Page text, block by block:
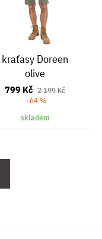
kraťasy Doreen
olive
799 Kč 2 199 Kč
-64 %
skladem